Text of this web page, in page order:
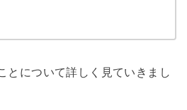
とについて詳しく見ていきまし